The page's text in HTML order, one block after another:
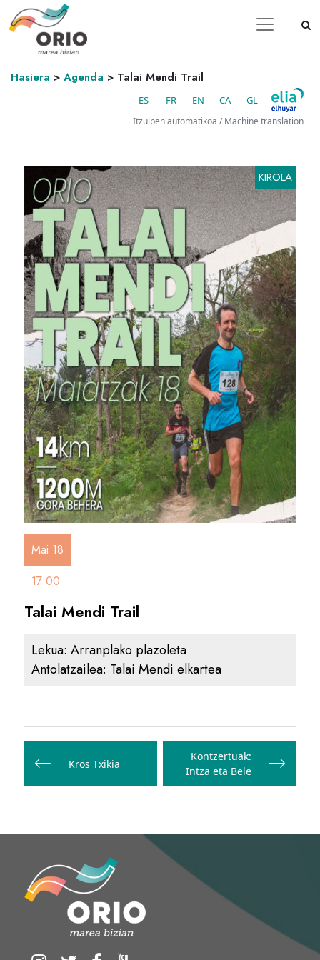
Hasiera > Agenda > Talai Mendi Trail
ES FR EN CA GL
Itzulpen automatikoa / Machine translation
KIROLA
Mai 18
17:00
Talai Mendi Trail
Lekua:Arranplako plazoleta
Antolatzailea: Talai Mendi elkartea
Bidalketetan
zehar
nabigatu
Kros Txikia
Kontzertuak:
Intza eta Bele